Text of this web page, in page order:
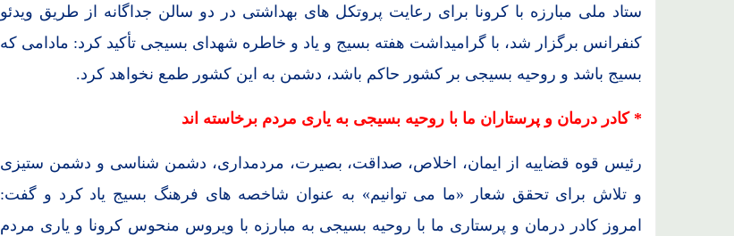
ستاد ملی مبارزه با کرونا برای رعایت پروتکل های بهداشتی در دو سالن جداگانه از طریق ویدئو
کنفرانس برگزار شد، با گرامیداشت هفته بسیج و یاد و خاطره شهدای بسیجی تأکید کرد: مادامی که
بسیج باشد و روحیه بسیجی بر کشور حاکم باشد، دشمن به این کشور طمع نخواهد کرد.
* کادر درمان و پرستاران ما با روحیه بسیجی به یاری مردم برخاسته اند
رئیس قوه قضاییه از ایمان، اخلاص، صداقت، بصیرت، مردمداری، دشمن شناسی و دشمن ستیزی
و تلاش برای تحقق شعار «ما می توانیم» به عنوان شاخصه های فرهنگ بسیج یاد کرد و گفت:
امروز کادر درمان و پرستاری ما با روحیه بسیجی به مبارزه با ویروس منحوس کرونا و یاری مردم